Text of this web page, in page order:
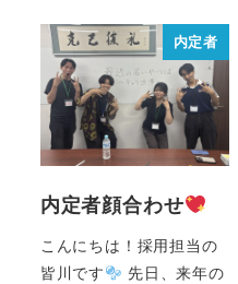
内定者
内定者顔合わせ
こんにちは！採用担当の
皆川です
先日、来年の